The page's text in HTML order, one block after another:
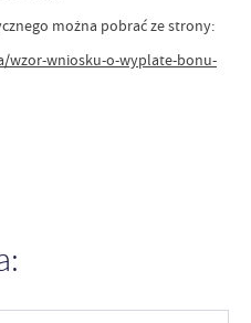
można pobrać ze strony:
wzor-wniosku-o-wyplate-bonu-